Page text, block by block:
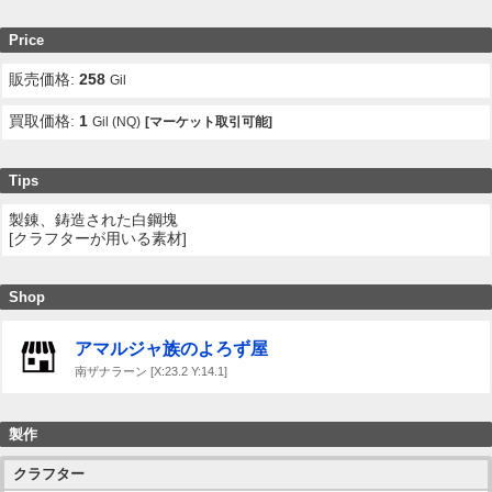
Price
販売価格:258 Gil
買取価格:1 Gil (NQ) [マーケット取引可能]
Tips
製錬、鋳造された白鋼塊
[クラフターが用いる素材]
Shop
アマルジャ族のよろず屋
南ザナラーン [X:23.2 Y:14.1]
製作
クラフター